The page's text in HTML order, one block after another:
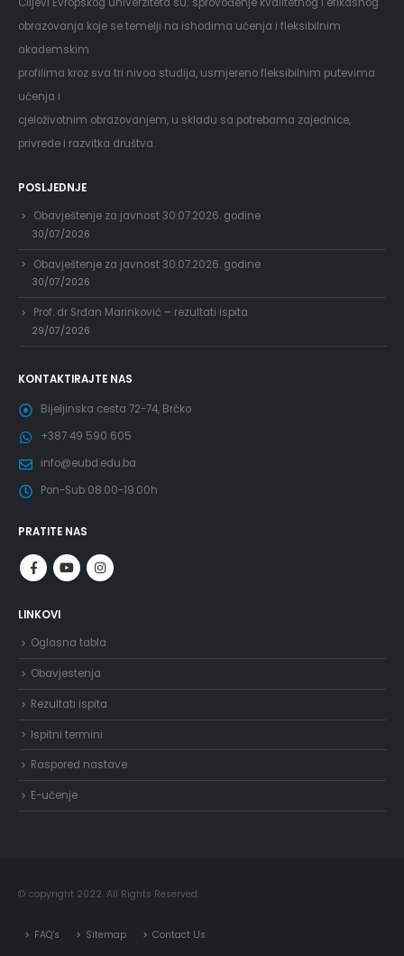
obrazovanja koje se temelji na ishodima učenja i fleksibilnim
akademskim
profilima kroz sva tri nivoa studija, usmjereno fleksibilnim putevima
učenja i
cjeloživotnim obrazovanjem, u skladu sa potrebama zajednice,
privrede i razvitka društva.
POSLJEDNJE
Obavještenje za javnost 30.07.2026. godine
30/07/2026
Obavještenje za javnost 30.07.2026. godine
30/07/2026
Prof. dr Srđan Marinković – rezultati ispita
29/07/2026
KONTAKTIRAJTE NAS
Bijeljinska cesta 72-74, Brčko
+387 49 590 605
info@eubd.edu.ba
Pon-Sub 08.00-19.00h
PRATITE NAS
LINKOVI
Oglasna tabla
Obavjestenja
Rezultati ispita
Ispitni termini
Raspored nastave
E-učenje
© copyright 2022. All Rights Reserved.
FAQ’s Sitemap Contact Us